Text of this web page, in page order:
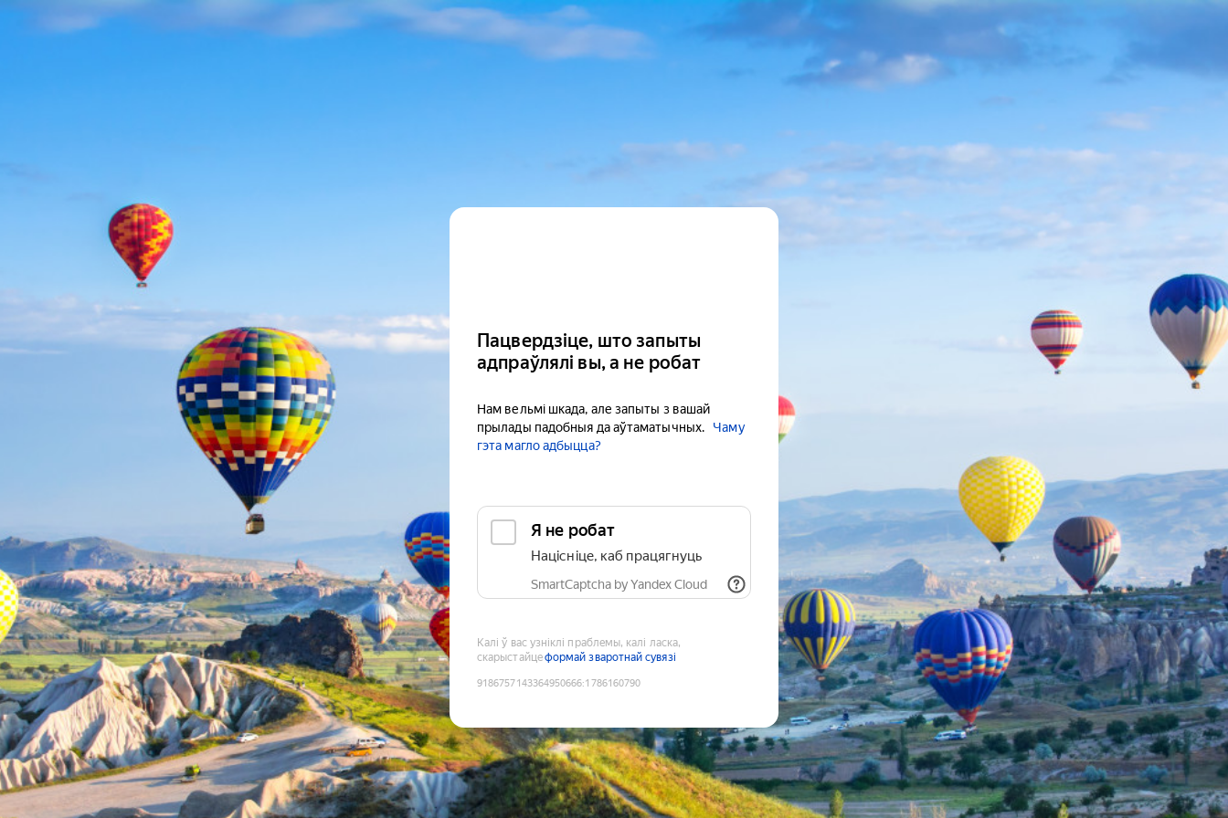
Пацвердзіце, што запыты
адпраўлялі вы, а не робат
Нам вельмі шкада, але запыты з вашай
прылады падобныя да аўтаматычных.
Чаму
гэта магло адбыцца?
Я не робат
Націсніце, каб працягнуць
SmartCaptcha by Yandex Cloud
Калі ў вас узніклі праблемы, калі ласка,
скарыстайцеформай зваротнай сувязі
9186757143364950666:1786160790